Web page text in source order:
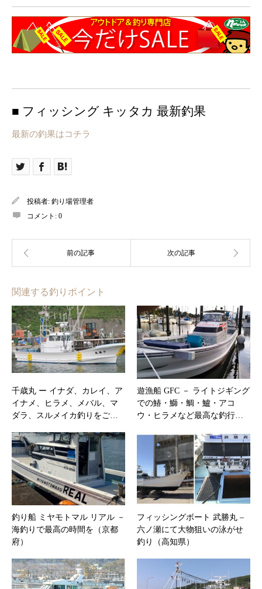
■ フィッシング キッタカ 最新釣果
最新の釣果はコチラ
投稿者: 釣り場管理者
コメント: 0
関連する釣りポイント
千歳丸 ー イナダ、カレイ、ア
イナメ、ヒラメ、メバル、マ
ダラ、スルメイカ釣りをご…
遊漁船 GFC － ライトジギング
での鰆・鰤・鯛・鱸・アコ
ウ・ヒラメなど最高な釣行…
釣り船 ミヤモトマル リアル －
海釣りで最高の時間を（京都
府）
フィッシングボート 武勝丸 – ​
六ノ瀬にて大物狙いの泳がせ
釣り（高知県）